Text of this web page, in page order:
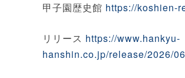
甲子園歴史館 https://koshien-
リリース https://www.hankyu-
hanshin.co.jp/release/2026/